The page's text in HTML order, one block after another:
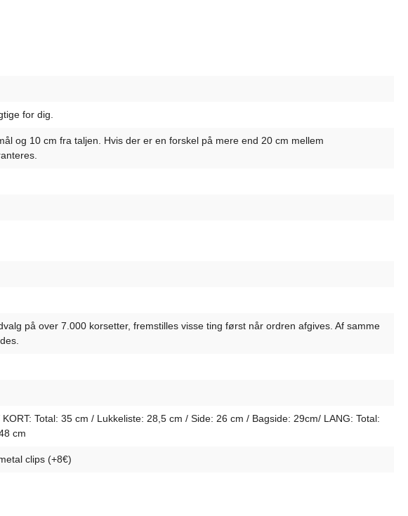
for dig.
og 10 cm fra taljen. Hvis der er en forskel på mere end 20 cm mellem
på over 7.000 korsetter, fremstilles visse ting først når ordren afgives. Af samme
Total: 35 cm / Lukkeliste: 28,5 cm / Side: 26 cm / Bagside: 29cm/ LANG: Total:
cm
clips (+8€)